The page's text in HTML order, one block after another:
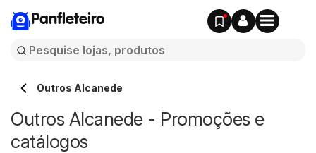
Panfleteiro
Outros Alcanede
Outros Alcanede - Promoções e
catálogos